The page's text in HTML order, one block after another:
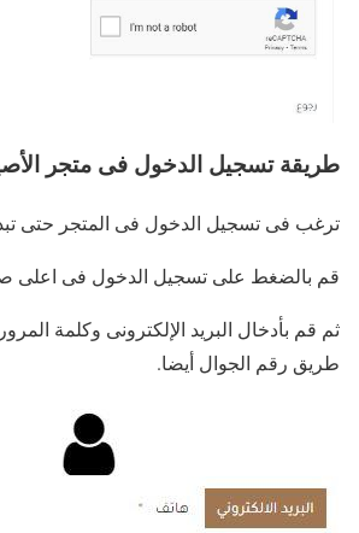
طريقة تسجيل الدخول فى متجر
ترغب فى تسجيل الدخول فى المتجر حتى
قم بالضغط على تسجيل الدخول فى اعلى
ثم قم بأدخال البريد الإلكترونى وكلمة
طريق رقم الجوال أيضا.